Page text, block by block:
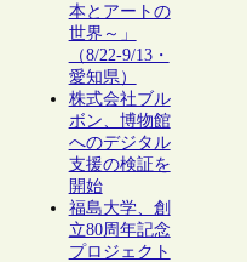
本とアートの
世界～」
（8/22-9/13・
愛知県）
株式会社ブル
ボン、博物館
へのデジタル
支援の検証を
開始
福島大学、創
立80周年記念
プロジェクト